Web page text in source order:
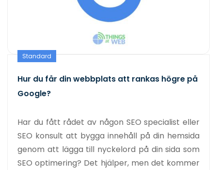
Standard
Hur du får din webbplats att rankas högre på
Google?
Har du fått rådet av någon SEO specialist eller
SEO konsult att bygga innehåll på din hemsida
genom att lägga till nyckelord på din sida som
SEO optimering? Det hjälper, men det kommer